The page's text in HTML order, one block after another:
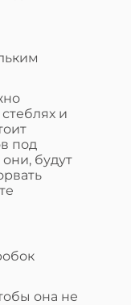
и
под
будут
она не